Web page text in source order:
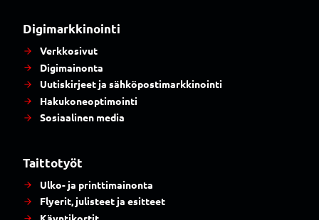
Digimarkkinointi
Verkkosivut
Digimainonta
Uutiskirjeet ja sähköpostimarkkinointi
Hakukoneoptimointi
Sosiaalinen media
Taittotyöt
Ulko- ja printtimainonta
Flyerit, julisteet ja esitteet